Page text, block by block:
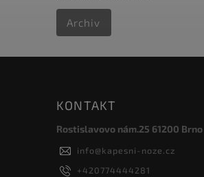
Archiv
KONTAKT
Rostislavovo nám.25 61200 Brno
info@kapesni-noze.cz
+420774444281